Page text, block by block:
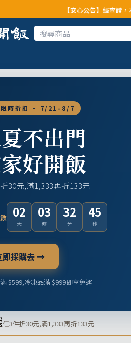
【安心公告】經查證，本公司全品項與
限時折扣 · 7/21–8/7
不出門
好開飯
30元,滿1,333再折133元
02
天
03
時
32
分
43
秒
即採購去 →
$599,冷凍品滿 $999即享免運
任3件折30元,滿1,333再折133元